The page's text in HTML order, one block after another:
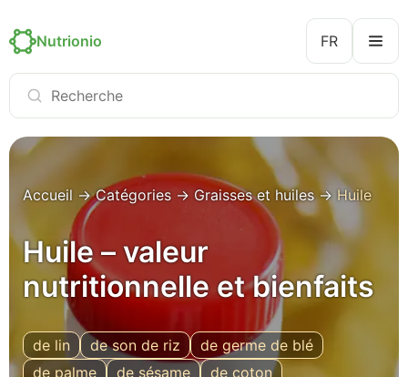
Nutrionio FR
Accueil →Catégories→ Graisses et huiles→ Huile
Huile – valeur
nutritionnelle et bienfaits
de lin de son de riz
de germe de blé
de palme
de sésame
de coton